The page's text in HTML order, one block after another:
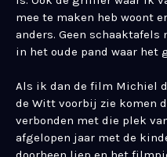
mee te maken heb woont
anders. Geen schaaktafels
in het oude pand waar het
Als ik dan de film Michiel
de Witt voorbij zie komen
verbonden met die plek
afgelopen jaar met de